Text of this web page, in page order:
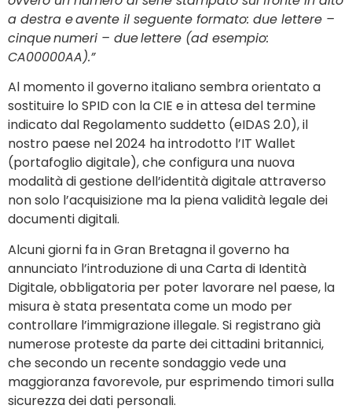
a destra e avente il seguente formato: due lettere –
cinque numeri – due lettere (ad esempio:
CA00000AA).”
Al momento il governo italiano sembra orientato a
sostituire lo SPID con la CIE e in attesa del termine
indicato dal Regolamento suddetto (eIDAS 2.0), il
nostro paese nel 2024 ha introdotto l’IT Wallet
(portafoglio digitale), che configura una nuova
modalità di gestione dell’identità digitale attraverso
non solo l’acquisizione ma la piena validità legale dei
documenti digitali.
Alcuni giorni fa in Gran Bretagna il governo ha
annunciato l’introduzione di una Carta di Identità
Digitale, obbligatoria per poter lavorare nel paese, la
misura è stata presentata come un modo per
controllare l’immigrazione illegale. Si registrano già
numerose proteste da parte dei cittadini britannici,
che secondo un recente sondaggio vede una
maggioranza favorevole, pur esprimendo timori sulla
sicurezza dei dati personali.